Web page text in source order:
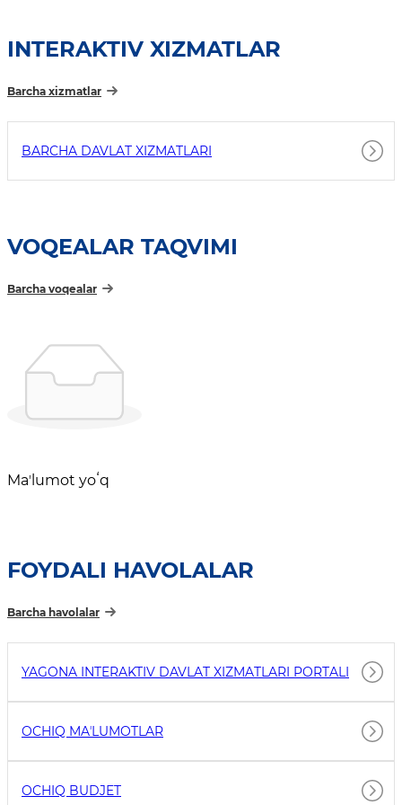
INTERAKTIV XIZMATLAR
Barcha xizmatlar
BARCHA DAVLAT XIZMATLARI
VOQEALAR TAQVIMI
Barcha voqealar
Maʼlumot yoʻq
FOYDALI HAVOLALAR
Barcha havolalar
YAGONA INTERAKTIV DAVLAT XIZMATLARI PORTALI
OCHIQ MAʼLUMOTLAR
OCHIQ BUDJET